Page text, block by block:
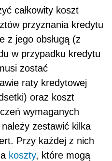
całkowity koszt
przyznania kredytu
z jego obsługą (z
w przypadku kredytu
zostać
raty kredytowej
oraz koszt
wymaganych
zestawić kilka
Przy każdej z nich
koszty, które mogą